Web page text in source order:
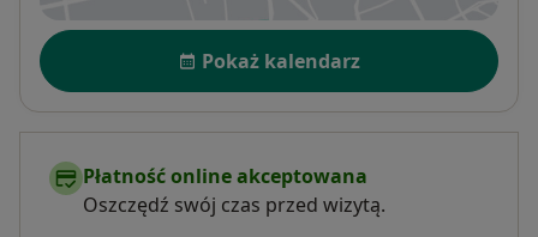
Dostępność
Pokaż kalendarz
Płatność online akceptowana
Oszczędź swój czas przed wizytą.